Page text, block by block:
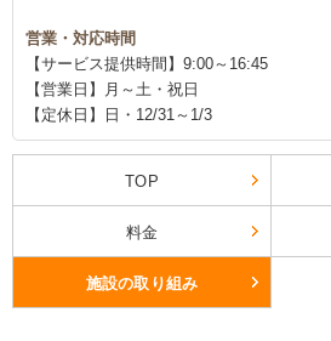
営業・対応時間
【サービス提供時間】9:00～16:45
【営業日】月～土・祝日
【定休日】日・12/31～1/3
TOP
料金
施設の取り組み